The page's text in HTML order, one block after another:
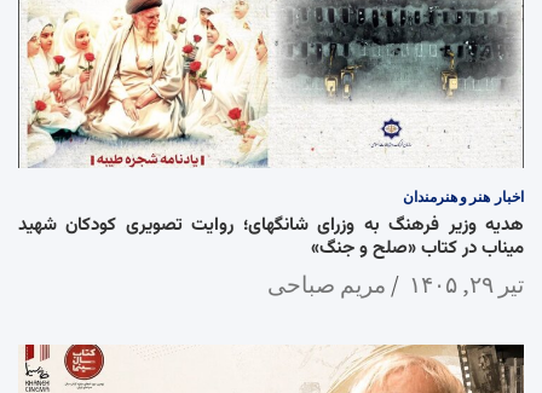
اخبار هنر و هنرمندان
هدیه وزیر فرهنگ به وزرای شانگهای؛ روایت تصویری کودکان شهید
میناب در کتاب «صلح و جنگ»
تیر ۲۹, ۱۴۰۵ مریم صباحی